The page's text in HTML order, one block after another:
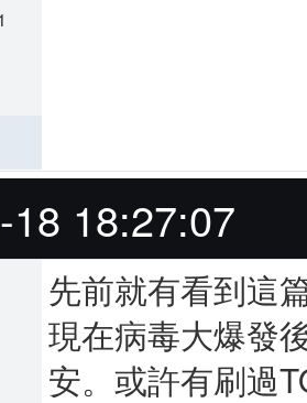
18:27:07
先前就有看到這
現在病毒大爆發
安。或許有刷過